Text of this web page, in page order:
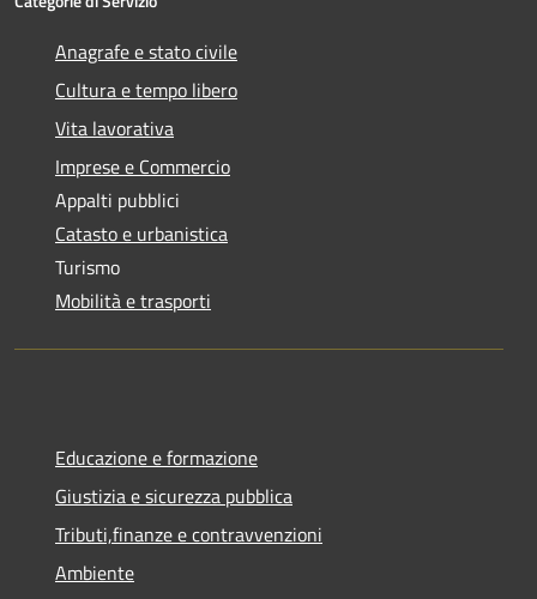
Anagrafe e stato civile
Cultura e tempo libero
Vita lavorativa
Imprese e Commercio
Appalti pubblici
Catasto e urbanistica
Turismo
Mobilità e trasporti
Educazione e formazione
Giustizia e sicurezza pubblica
Tributi,finanze e contravvenzioni
Ambiente